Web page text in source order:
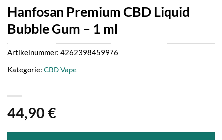
Hanfosan Premium CBD Liquid
Bubble Gum – 1 ml
44,90 €
Artikelnummer: 4262398459976
Kategorie: CBD Vape